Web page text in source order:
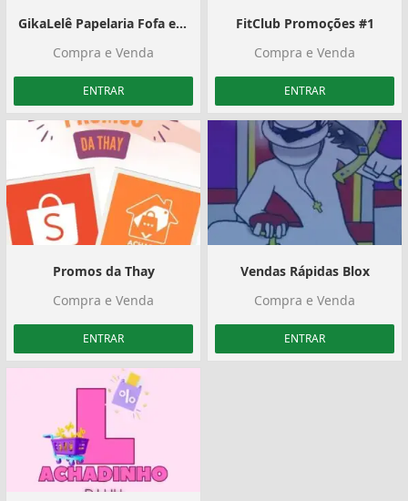
GikaLelê Papelaria Fofa e Presentes🩷️
Compra e Venda
ENTRAR
FitClub Promoções #1
Compra e Venda
ENTRAR
Promos da Thay
Compra e Venda
ENTRAR
Vendas Rápidas Blox
Compra e Venda
ENTRAR